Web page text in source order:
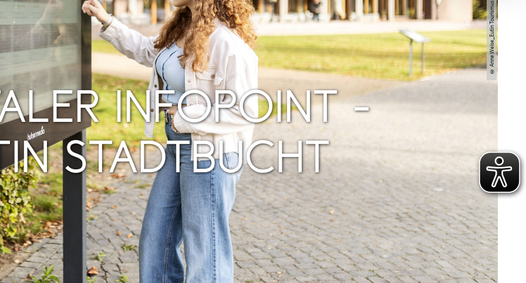
© Anne Weise_Eutin Tourismus
INFOPOINT -
STADTBUCHT